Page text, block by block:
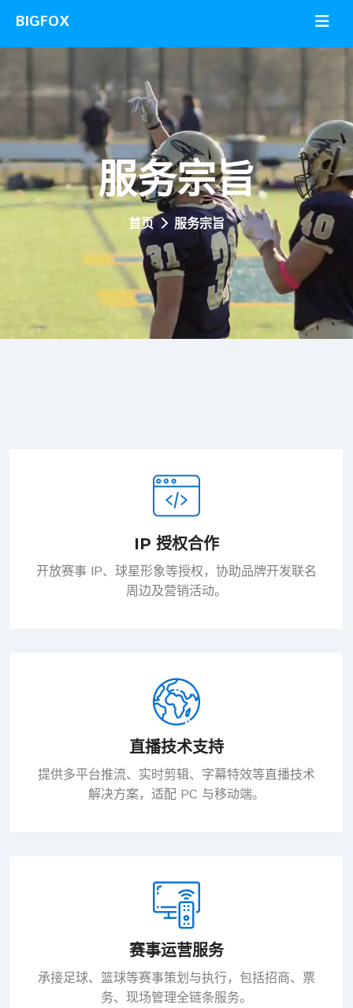
服务宗旨
首页 服务宗旨
IP 授权合作
开放赛事 IP、球星形象等授权，协助品牌开发联名
周边及营销活动。
直播技术支持
提供多平台推流、实时剪辑、字幕特效等直播技术
解决方案，适配 PC 与移动端。
赛事运营服务
承接足球、篮球等赛事策划与执行，包括招商、票
务、现场管理全链条服务。